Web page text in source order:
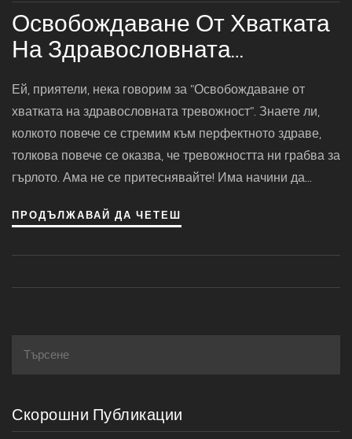
Освобождаване От Хватката
На Здравословната
Тревожност
Ей, приятели, нека говорим за "Освобождаване от
хватката на здравословната тревожност". Знаете ли,
колкото повече се стремим към перфектното здраве,
толкова повече се оказва, че тревожността ни грабва за
гърлото. Ама не се притеснявайте! Има начини да
живота, без да се притесняваме за всяка дреболия.
ПРОДЪЛЖАВАЙ ДА ЧЕТЕШ
Скорошни Публикации